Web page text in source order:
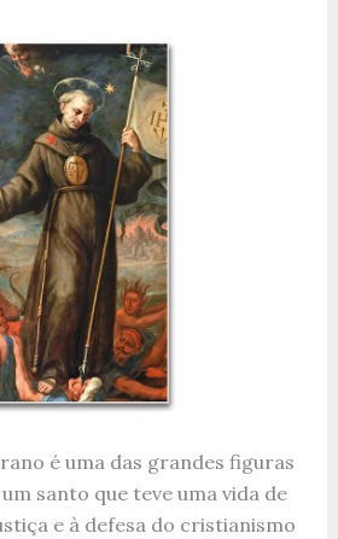
é uma das grandes figuras
santo que teve uma vida de
e à defesa do cristianismo